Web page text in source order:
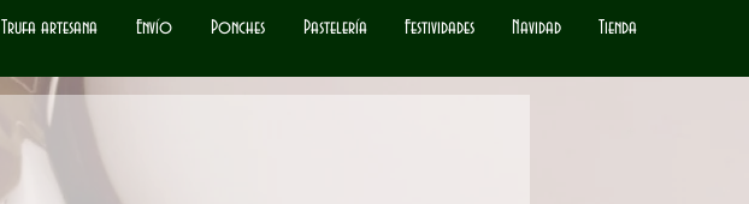
Trufa artesana Envío Ponches Pastelería Festividades Navidad Tienda